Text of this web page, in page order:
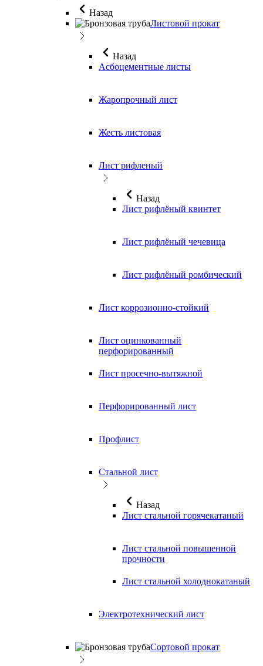
Назад
Листовой прокат
Назад
Асбоцементные листы
Жаропрочный лист
Жесть листовая
Лист рифленый
Назад
Лист рифлёный квинтет
Лист рифлёный чечевица
Лист рифлёный ромбический
Лист коррозионно-стойкий
Лист оцинкованный
перфорированный
Лист просечно-вытяжной
Перфорированный лист
Профлист
Стальной лист
Назад
Лист стальной горячекатаный
Лист стальной повышенной
прочности
Лист стальной холоднокатаный
Электротехнический лист
Сортовой прокат